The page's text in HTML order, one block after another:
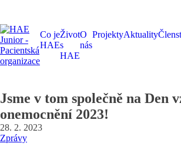
Co je
HAE
Život
s
HAE
O
nás
ProjektyAktuality
Jsme v tom společně na Den
onemocnění 2023!
28. 2. 2023
Zprávy